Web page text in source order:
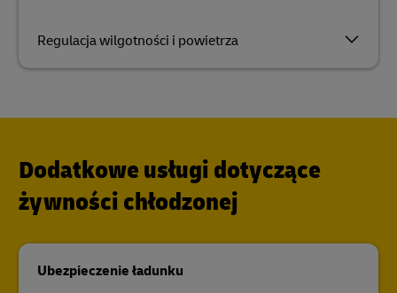
Regulacja wilgotności i powietrza
Dodatkowe usługi dotyczące
żywności chłodzonej
Ubezpieczenie ładunku